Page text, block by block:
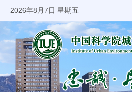
2026年8月7日 星期五